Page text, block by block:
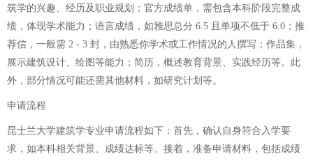
筑学的兴趣、经历及职业规划；官方成绩单，需包含本科阶段完整成
绩，体现学术能力；语言成绩，如雅思总分 6.5 且单项不低于 6.0；推
荐信，一般需 2 - 3 封，由熟悉你学术或工作情况的人撰写；作品集，
展示建筑设计、绘图等能力；简历，概述教育背景、实践经历等。此
外，部分情况可能还需其他材料，如研究计划等。
申请流程
昆士兰大学建筑学专业申请流程如下：首先，确认自身符合入学要
求，如本科相关背景、成绩达标等。接着，准备申请材料，包括成绩